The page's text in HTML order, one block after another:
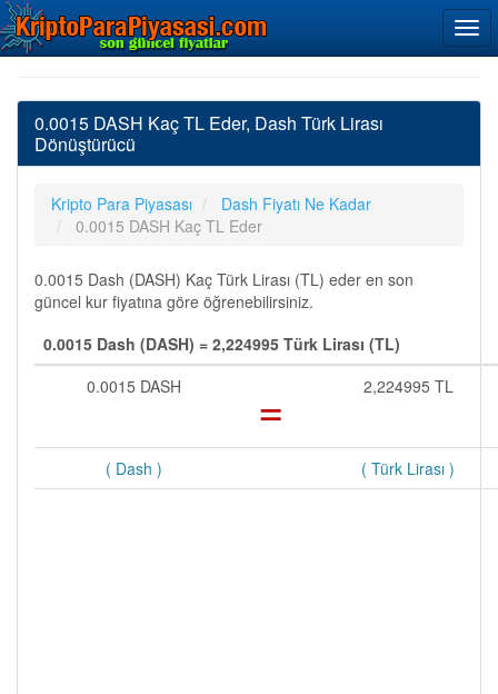
0.0015 DASH Kaç TL Eder, Dash Türk Lirası
Dönüştürücü
Kripto Para Piyasası
Dash Fiyatı Ne Kadar
0.0015 DASH Kaç TL Eder
0.0015 Dash (DASH) Kaç Türk Lirası (TL) eder en son
güncel kur fiyatına göre öğrenebilirsiniz.
0.0015 Dash (DASH) = 2,224995 Türk Lirası (TL)
0.0015 DASH
= 2,224995 TL
( Dash ) ( Türk Lirası )